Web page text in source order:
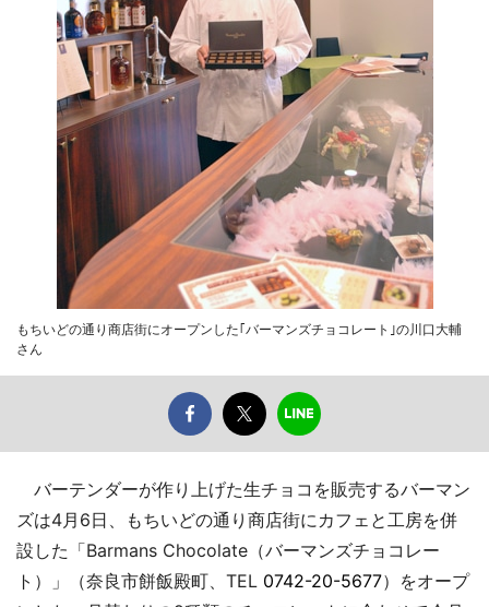
もちいどの通り商店街にオープンした｢バーマンズチョコレート｣の川口大輔
さん
バーテンダーが作り上げた生チョコを販売するバーマン
ズは4月6日、もちいどの通り商店街にカフェと工房を併
設した「Barmans Chocolate（バーマンズチョコレー
ト）」（奈良市餅飯殿町、TEL 0742-20-5677）をオープ